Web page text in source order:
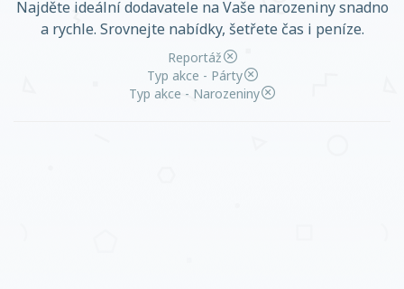
Najděte ideální dodavatele na Vaše narozeniny snadno
a rychle. Srovnejte nabídky, šetřete čas i peníze.
Reportáž
Typ akce - Párty
Typ akce - Narozeniny